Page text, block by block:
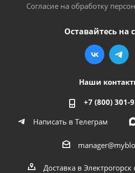
Согласие на обработку
Оставайтесь на
Наши
+7 (800) 301-
Написать в Телеграм
Доставка в